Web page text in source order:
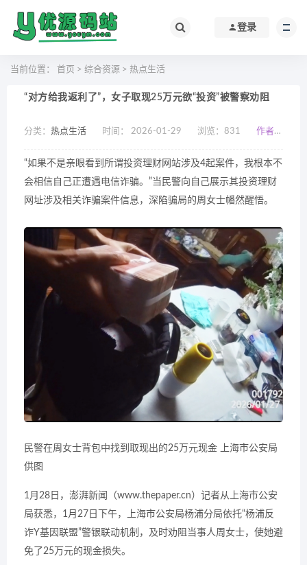
登录
当前位置： 首页 > 综合资源 > 热点生活
“对方给我返利了”，女子取现25万元欲“投资”被警察劝阻
分类： 热点生活 时间： 2026-01-29 浏览： 831 作者：小编
“如果不是亲眼看到所谓投资理财网站涉及4起案件，我根本不
会相信自己正遭遇电信诈骗。”当民警向自己展示其投资理财
网址涉及相关诈骗案件信息，深陷骗局的周女士幡然醒悟。
民警在周女士背包中找到取现出的25万元现金 上海市公安局
供图
1月28日，澎湃新闻（www.thepaper.cn）记者从上海市公安
局获悉，1月27日下午，上海市公安局杨浦分局依托“杨浦反
诈Y基因联盟”警银联动机制，及时劝阻当事人周女士，使她避
免了25万元的现金损失。